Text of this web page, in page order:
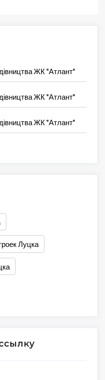
ЖК "Атлант"
ЖК "Атлант"
ЖК "Атлант"
Луцка